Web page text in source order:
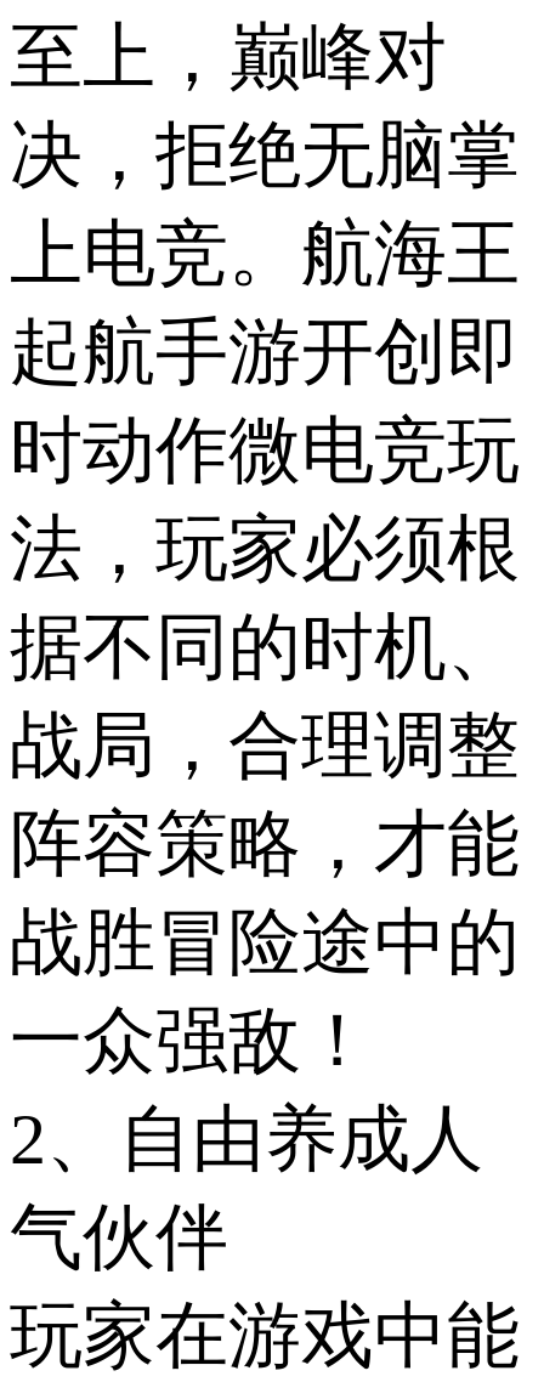
至上，巅峰对
决，拒绝无脑掌
上电竞。航海王
起航手游开创即
时动作微电竞玩
法，玩家必须根
据不同的时机、
战局，合理调整
阵容策略，才能
战胜冒险途中的
一众强敌！
2、自由养成人
气伙伴
玩家在游戏中能